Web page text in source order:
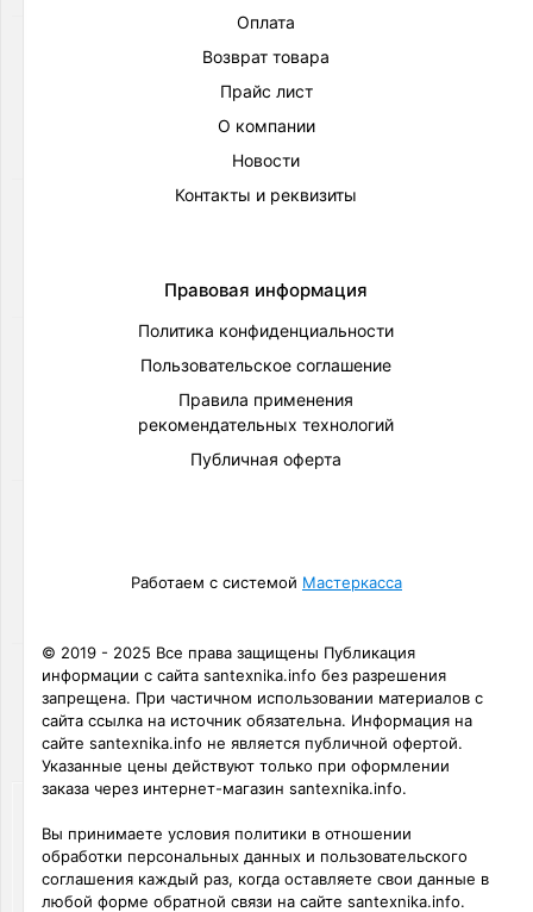
Предохранительные
Воздухоотводчики
Товаров
по
акции:
8
Товаров
по
акции:
118
Оплата
Возврат товара
Прайс лист
О компании
Новости
Контакты и реквизиты
Правовая информация
Политика конфиденциальности
Пользовательское соглашение
Правила применения
рекомендательных технологий
Публичная оферта
Работаем с системой Мастеркасса
© 2019 - 2025 Все права защищены Публикация
информации с сайта santexnika.info без разрешения
запрещена. При частичном использовании материалов с
сайта ссылка на источник обязательна. Информация на
сайте santexnika.info не является публичной офертой.
Указанные цены действуют только при оформлении
заказа через интернет-магазин santexnika.info.
Вы принимаете условия политики в отношении
обработки персональных данных и пользовательского
соглашения каждый раз, когда оставляете свои данные в
любой форме обратной связи на сайте santexnika.info.